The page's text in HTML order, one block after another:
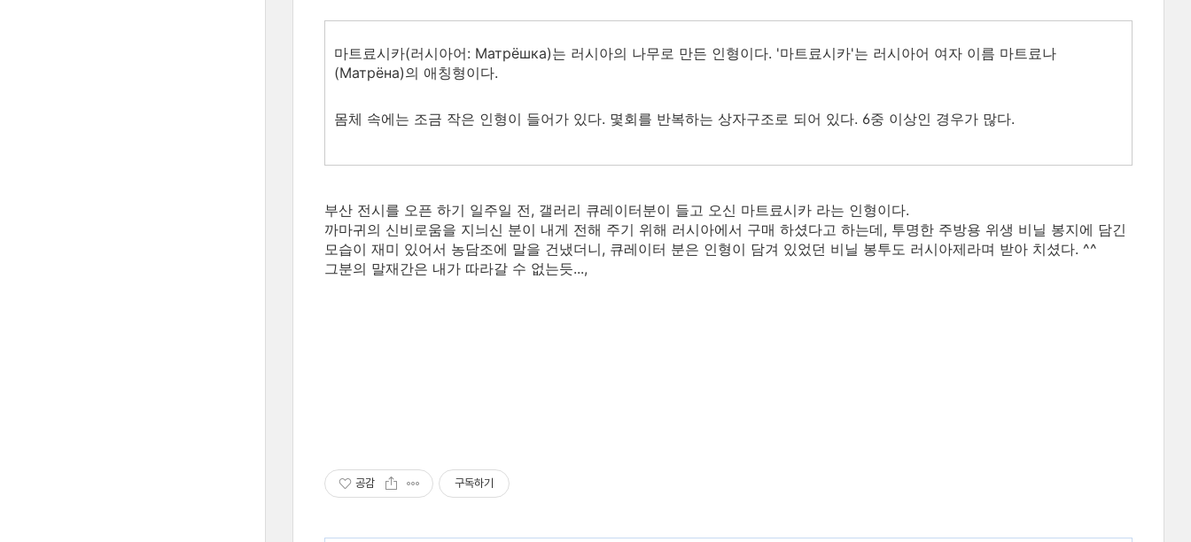
마트료시카(러시아어: Матрёшка)는 러시아의 나무로 만든 인형이다. '마트료시카'는 러시아어 여자 이름 마트료나
(Матрёна)의 애칭형이다.
몸체 속에는 조금 작은 인형이 들어가 있다. 몇회를 반복하는 상자구조로 되어 있다. 6중 이상인 경우가 많다.
부산 전시를 오픈 하기 일주일 전, 갤러리 큐레이터분이 들고 오신 마트료시카 라는 인형이다.
까마귀의 신비로움을 지늬신 분이 내게 전해 주기 위해 러시아에서 구매 하셨다고 하는데, 투명한 주방용 위생 비닐 봉지에 담긴
모습이 재미 있어서 농담조에 말을 건냈더니, 큐레이터 분은 인형이 담겨 있었던 비닐 봉투도 러시아제라며 받아 치셨다. ^^
그분의 말재간은 내가 따라갈 수 없는듯...,
공감 구독하기